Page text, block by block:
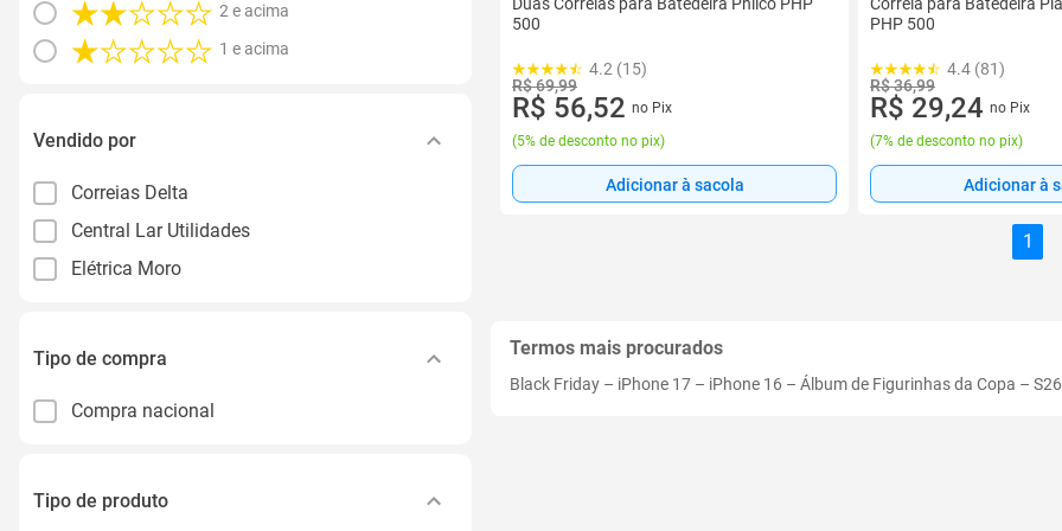
2 e acima
1 e acima
Vendido por
Correias Delta
Central Lar Utilidades
Elétrica Moro
Tipo de compra
Compra nacional
Tipo de produto
500
4.2 (15)
R$ 69,99
R$ 56,52 no Pix
(5% de desconto no pix)
Adicionar à sacola
PHP 500
4.4 (81)
R$ 36,99
R$ 29,24 no Pix
(7% de desconto no pix)
Adicionar à
1
Termos mais procurados
Black Friday – iPhone 17 – iPhone 16 – Álbum de Figurinhas da Copa – S26